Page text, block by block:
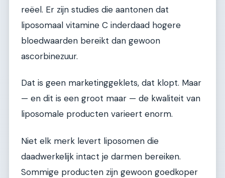
reëel. Er zijn studies die aantonen dat
liposomaal vitamine C inderdaad hogere
bloedwaarden bereikt dan gewoon
ascorbinezuur.
Dat is geen marketinggeklets, dat klopt. Maar
— en dit is een groot maar — de kwaliteit van
liposomale producten varieert enorm.
Niet elk merk levert liposomen die
daadwerkelijk intact je darmen bereiken.
Sommige producten zijn gewoon goedkoper